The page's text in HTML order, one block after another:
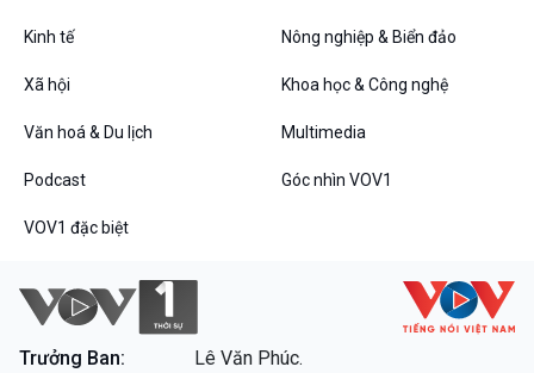
VOV1 đặc biệt
Thanh âm ký sự
Các chương trình đặc biệt
Kinh tế Nông nghiệp & Biển đảo
Xã hội Khoa học & Công nghệ
Văn hoá & Du lịch Multimedia
Podcast Góc nhìn VOV1
VOV1 đặc biệt
Trưởng Ban: Lê Văn Phúc.